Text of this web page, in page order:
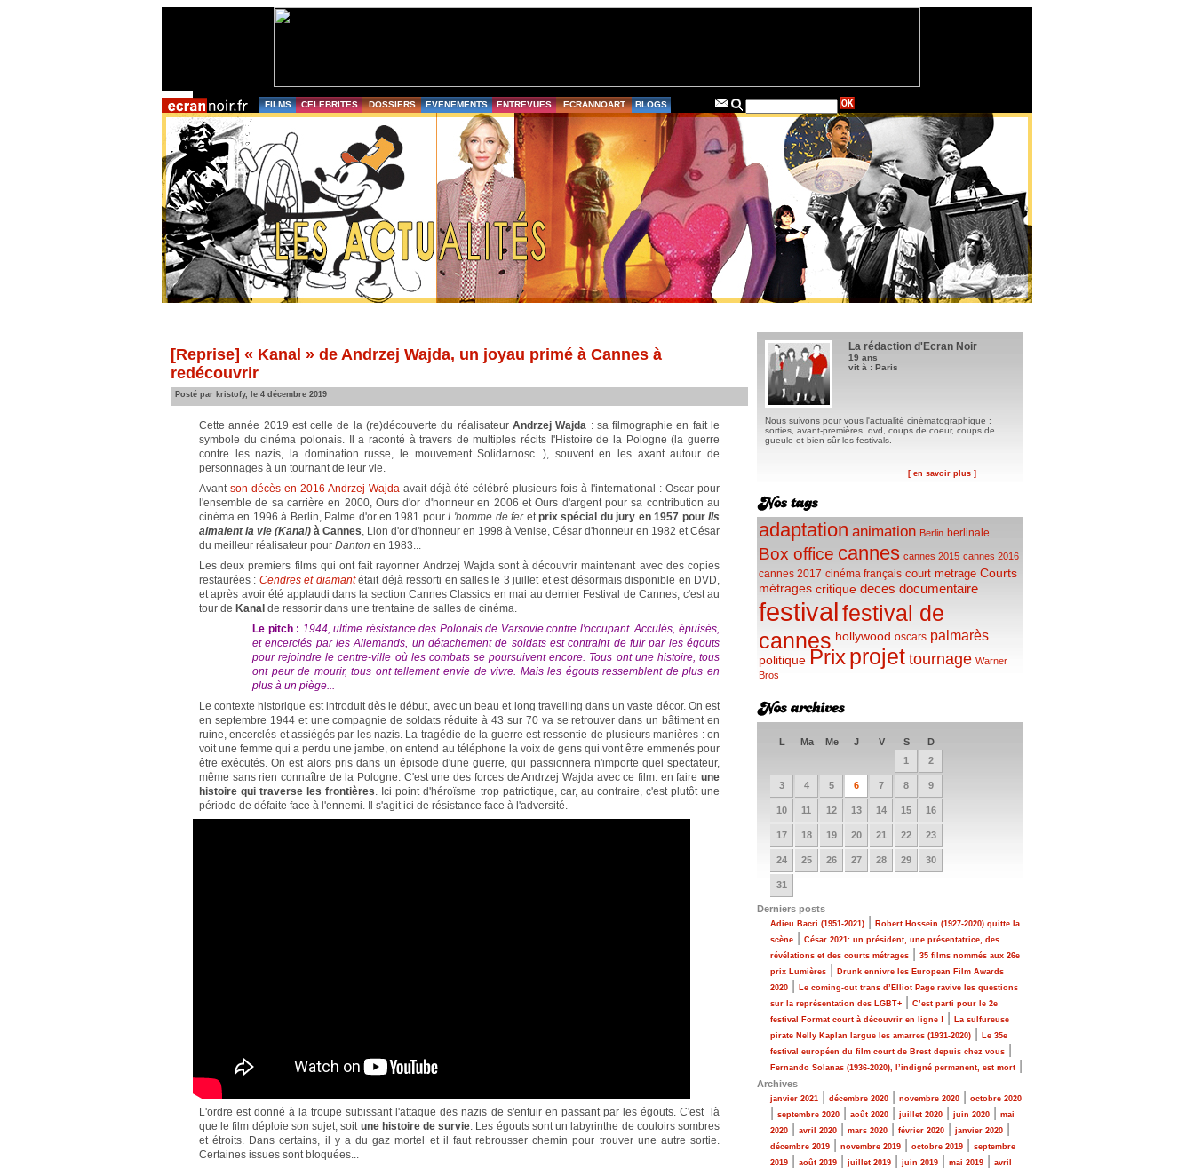
FILMS CELEBRITES DOSSIERS EVENEMENTS ENTREVUES ECRANNOART BLOGS
[Reprise] « Kanal » de Andrzej Wajda, un joyau primé à Cannes à
redécouvrir
Posté par kristofy, le 4 décembre 2019
Cette année 2019 est celle de la (re)découverte du réalisateur Andrzej Wajda : sa filmographie en fait le
symbole du cinéma polonais. Il a raconté à travers de multiples récits l'Histoire de la Pologne (la guerre
contre les nazis, la domination russe, le mouvement Solidarnosc...), souvent en les axant autour de
personnages à un tournant de leur vie.
Avant son décès en 2016 Andrzej Wajdaavait déjà été célébré plusieurs fois à l'international : Oscar pour
l'ensemble de sa carrière en 2000, Ours d'or d'honneur en 2006 et Ours d'argent pour sa contribution au
cinéma en 1996 à Berlin, Palme d'or en 1981 pourL'homme de feretprix spécial du jury en 1957 pourIls
aimaient la vie (Kanal) à Cannes, Lion d'or d'honneur en 1998 à Venise, César d'honneur en 1982 et César
du meilleur réalisateur pour Danton en 1983...
Les deux premiers films qui ont fait rayonner Andrzej Wajda sont à découvrir maintenant avec des copies
restaurées : Cendres et diamantétait déjà ressorti en salles le 3 juillet et est désormais disponible en DVD,
et après avoir été applaudi dans la section Cannes Classics en mai au dernier Festival de Cannes, c'est au
tour de Kanal de ressortir dans une trentaine de salles de cinéma.
Le pitch : 1944, ultime résistance des Polonais de Varsovie contre l'occupant. Acculés, épuisés,
et encerclés par les Allemands, un détachement de soldats est contraint de fuir par les égouts
pour rejoindre le centre-ville où les combats se poursuivent encore. Tous ont une histoire, tous
ont peur de mourir, tous ont tellement envie de vivre. Mais les égouts ressemblent de plus en
plus à un piège...
Le contexte historique est introduit dès le début, avec un beau et long travelling dans un vaste décor. On est
en septembre 1944 et une compagnie de soldats réduite à 43 sur 70 va se retrouver dans un bâtiment en
ruine, encerclés et assiégés par les nazis. La tragédie de la guerre est ressentie de plusieurs manières : on
voit une femme qui a perdu une jambe, on entend au téléphone la voix de gens qui vont être emmenés pour
être exécutés. On est alors pris dans un épisode d'une guerre, qui passionnera n'importe quel spectateur,
même sans rien connaître de la Pologne. C'est une des forces de Andrzej Wajda avec ce film: en faire une
histoire qui traverse les frontières. Ici point d'héroïsme trop patriotique, car, au contraire, c'est plutôt une
période de défaite face à l'ennemi. Il s'agit ici de résistance face à l'adversité.
L'ordre est donné à la troupe subissant l'attaque des nazis de s'enfuir en passant par les égouts. C'est là
que le film déploie son sujet, soit une histoire de survie. Les égouts sont un labyrinthe de couloirs sombres
et étroits. Dans certains, il y a du gaz mortel et il faut rebrousser chemin pour trouver une autre sortie.
Certaines issues sont bloquées...
La rédaction d'Ecran Noir
19 ans
vit à : Paris
Nous suivons pour vous l'actualité cinématographique :
sorties, avant-premières, dvd, coups de coeur, coups de
gueule et bien sûr les festivals.
[ en savoir plus ]
adaptation animation Berlin berlinale
Box office cannes cannes 2015 cannes 2016
cannes 2017 cinéma français court metrage Courts
métrages critique deces documentaire
festivalfestival de
cannes hollywood oscars palmarès
politique Prixprojet tournage Warner
Bros
L Ma Me J V S
D
1
2
3 4 5 6 7 8 9
10 11 12 13 14 15 16
17 18 19 20 21 22 23
24 25 26 27 28 29 30
31
Derniers posts
Adieu Bacri (1951-2021)
Robert Hossein (1927-2020) quitte la
scène
César 2021: un président, une présentatrice, des
révélations et des courts métrages
35 films nommés aux 26e
prix Lumières
Drunk ennivre les European Film Awards
2020
Le coming-out trans d’Elliot Page ravive les questions
sur la représentation des LGBT+
C’est parti pour le 2e
festival Format court à découvrir en ligne !
La sulfureuse
pirate Nelly Kaplan largue les amarres (1931-2020)
Le 35e
festival européen du film court de Brest depuis chez vous
Fernando Solanas (1936-2020), l’indigné permanent, est mort
Archives
janvier 2021 décembre 2020 novembre 2020 octobre 2020
septembre 2020 août 2020 juillet 2020 juin 2020
mai
2020
avril 2020 mars 2020 février 2020 janvier 2020
décembre 2019 novembre 2019 octobre 2019
septembre
2019
août 2019 juillet 2019 juin 2019 mai 2019
avril